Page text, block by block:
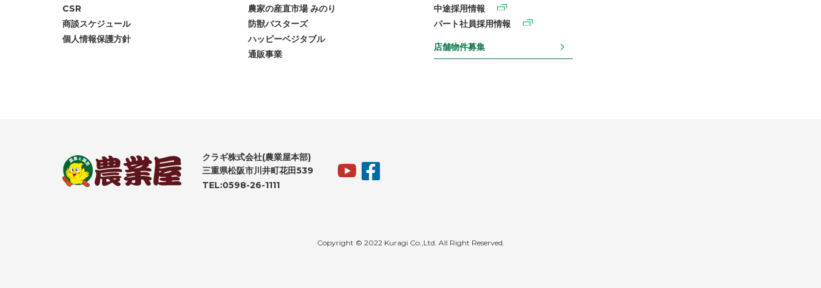
CSR
商談スケジュール
個人情報保護方針
農家の産直市場 みのり
防獣バスターズ
ハッピーベジタブル
通販事業
中途採用情報
パート社員採用情報
店舗物件募集
クラギ株式会社(農業屋本部)
三重県松阪市川井町花田539
TEL:0598-26-1111
Copyright © 2022 Kuragi Co.,Ltd. All Right Reserved.